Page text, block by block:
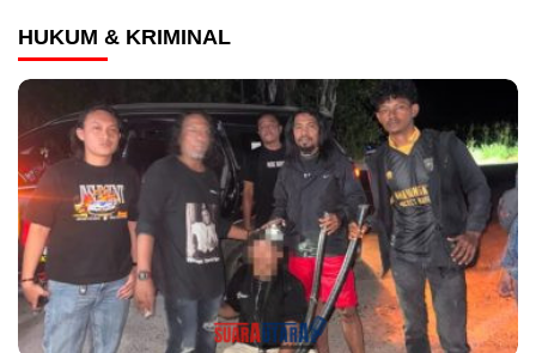
HUKUM & KRIMINAL